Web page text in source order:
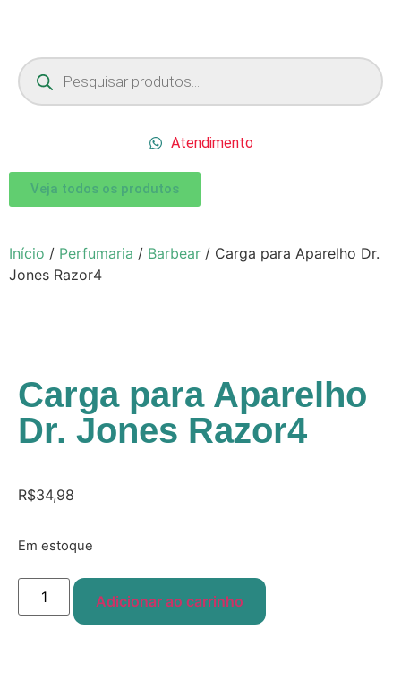
Atendimento
Veja todos os produtos
Início / Perfumaria / Barbear / Carga para Aparelho Dr.
Jones Razor4
Carga para Aparelho
Dr. Jones Razor4
R$34,98
Em estoque
Adicionar ao carrinho